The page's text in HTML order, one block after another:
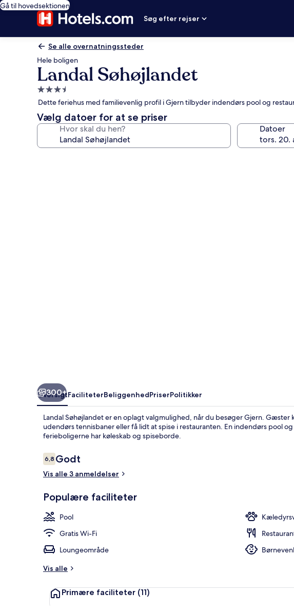
Gå til hovedsektionen
Søg efter rejser
Se alle overnatningssteder
Hele boligen
Landal Søhøjlandet
3.5-
stjernet
overnatningssted
Dette feriehus med familievenlig profil i Gjern tilbyder indendørs pool og
Vælg datoer for at se priser
Hvor skal du hen? Datoer
300+
OversigtFaciliteterBeliggenhedPriserPolitikker
Landal Søhøjlandet er en oplagt valgmulighed, når du besøger Gjern.
udendørs tennisbaner eller få lidt at spise i restauranten. En indendørs pool
ferieboligerne har køleskab og spiseborde.
Anmeldelser
6,86,8 ud af 10.
Godt
Vis alle 3 anmeldelser
Populære faciliteter
Pool
Gratis Wi-Fi
Loungeområde
Vis alle
Primære faciliteter (11)